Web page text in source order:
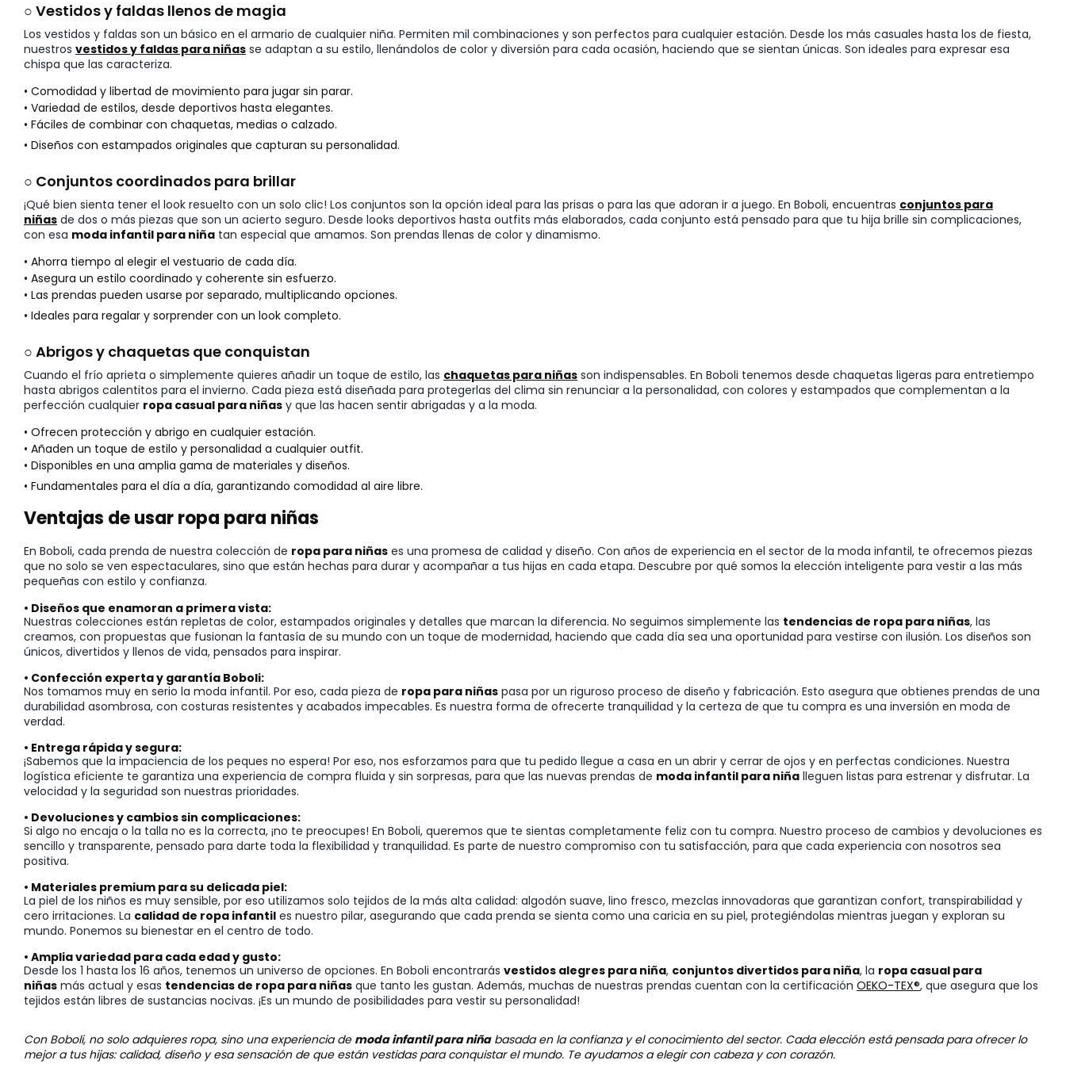
○ Vestidos y faldas llenos de magia
Los vestidos y faldas son un básico en el armario de cualquier niña. Permiten mil combinaciones y son perfectos para cualquier estación. Desde los más casuales hasta los de fiesta,
nuestros vestidos y faldas para niñas se adaptan a su estilo, llenándolos de color y diversión para cada ocasión, haciendo que se sientan únicas. Son ideales para expresar esa
chispa que las caracteriza.
• Comodidad y libertad de movimiento para jugar sin parar.
• Variedad de estilos, desde deportivos hasta elegantes.
• Fáciles de combinar con chaquetas, medias o calzado.
• Diseños con estampados originales que capturan su personalidad.
○ Conjuntos coordinados para brillar
¡Qué bien sienta tener el look resuelto con un solo clic! Los conjuntos son la opción ideal para las prisas o para las que adoran ir a juego. En Boboli, encuentras conjuntos para
niñas de dos o más piezas que son un acierto seguro. Desde looks deportivos hasta outfits más elaborados, cada conjunto está pensado para que tu hija brille sin complicaciones,
con esa moda infantil para niña tan especial que amamos. Son prendas llenas de color y dinamismo.
• Ahorra tiempo al elegir el vestuario de cada día.
• Asegura un estilo coordinado y coherente sin esfuerzo.
• Las prendas pueden usarse por separado, multiplicando opciones.
• Ideales para regalar y sorprender con un look completo.
○ Abrigos y chaquetas que conquistan
Cuando el frío aprieta o simplemente quieres añadir un toque de estilo, las chaquetas para niñas son indispensables. En Boboli tenemos desde chaquetas ligeras para entretiempo
hasta abrigos calentitos para el invierno. Cada pieza está diseñada para protegerlas del clima sin renunciar a la personalidad, con colores y estampados que complementan a la
perfección cualquier ropa casual para niñas y que las hacen sentir abrigadas y a la moda.
• Ofrecen protección y abrigo en cualquier estación.
• Añaden un toque de estilo y personalidad a cualquier outfit.
• Disponibles en una amplia gama de materiales y diseños.
• Fundamentales para el día a día, garantizando comodidad al aire libre.
Ventajas de usar ropa para niñas
En Boboli, cada prenda de nuestra colección de ropa para niñas es una promesa de calidad y diseño. Con años de experiencia en el sector de la moda infantil, te ofrecemos piezas
que no solo se ven espectaculares, sino que están hechas para durar y acompañar a tus hijas en cada etapa. Descubre por qué somos la elección inteligente para vestir a las más
pequeñas con estilo y confianza.
• Diseños que enamoran a primera vista:
Nuestras colecciones están repletas de color, estampados originales y detalles que marcan la diferencia. No seguimos simplemente las tendencias de ropa para niñas, las
creamos, con propuestas que fusionan la fantasía de su mundo con un toque de modernidad, haciendo que cada día sea una oportunidad para vestirse con ilusión. Los diseños son
únicos, divertidos y llenos de vida, pensados para inspirar.
• Confección experta y garantía Boboli:
Nos tomamos muy en serio la moda infantil. Por eso, cada pieza de ropa para niñas pasa por un riguroso proceso de diseño y fabricación. Esto asegura que obtienes prendas de una
durabilidad asombrosa, con costuras resistentes y acabados impecables. Es nuestra forma de ofrecerte tranquilidad y la certeza de que tu compra es una inversión en moda de
verdad.
• Entrega rápida y segura:
¡Sabemos que la impaciencia de los peques no espera! Por eso, nos esforzamos para que tu pedido llegue a casa en un abrir y cerrar de ojos y en perfectas condiciones. Nuestra
logística eficiente te garantiza una experiencia de compra fluida y sin sorpresas, para que las nuevas prendas de moda infantil para niña lleguen listas para estrenar y disfrutar. La
velocidad y la seguridad son nuestras prioridades.
• Devoluciones y cambios sin complicaciones:
Si algo no encaja o la talla no es la correcta, ¡no te preocupes! En Boboli, queremos que te sientas completamente feliz con tu compra. Nuestro proceso de cambios y devoluciones es
sencillo y transparente, pensado para darte toda la flexibilidad y tranquilidad. Es parte de nuestro compromiso con tu satisfacción, para que cada experiencia con nosotros sea
positiva.
• Materiales premium para su delicada piel:
La piel de los niños es muy sensible, por eso utilizamos solo tejidos de la más alta calidad: algodón suave, lino fresco, mezclas innovadoras que garantizan confort, transpirabilidad y
cero irritaciones. La calidad de ropa infantil es nuestro pilar, asegurando que cada prenda se sienta como una caricia en su piel, protegiéndolas mientras juegan y exploran su
mundo. Ponemos su bienestar en el centro de todo.
• Amplia variedad para cada edad y gusto:
Desde los 1 hasta los 16 años, tenemos un universo de opciones. En Boboli encontrarás vestidos alegres para niña, conjuntos divertidos para niña, la ropa casual para
niñas más actual y esas tendencias de ropa para niñas que tanto les gustan. Además, muchas de nuestras prendas cuentan con la certificación OEKO-TEX®, que asegura que los
tejidos están libres de sustancias nocivas. ¡Es un mundo de posibilidades para vestir su personalidad!
Con Boboli, no solo adquieres ropa, sino una experiencia de moda infantil para niñabasada en la confianza y el conocimiento del sector. Cada elección está pensada para ofrecer lo
mejor a tus hijas: calidad, diseño y esa sensación de que están vestidas para conquistar el mundo. Te ayudamos a elegir con cabeza y con corazón.